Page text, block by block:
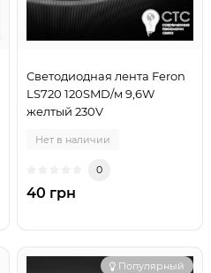
Светодиодная лента Feron
LS720 120SMD/м 9,6W
желтый 230V
Нет в наличии
0
40 грн
Популярный